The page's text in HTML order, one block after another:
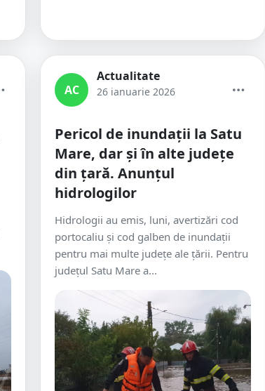
AC
Actualitate
26 ianuarie 2026
Pericol de inundații la Satu
Mare, dar și în alte județe
din țară. Anunțul
hidrologilor
Hidrologii au emis, luni, avertizări cod
portocaliu şi cod galben de inundaţii
pentru mai multe judeţe ale ţării. Pentru
județul Satu Mare a...